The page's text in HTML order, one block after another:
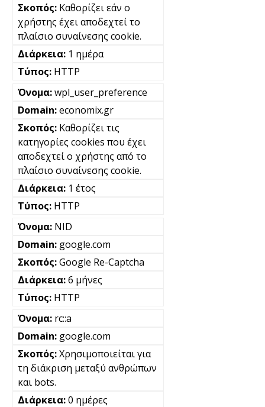
Καθορίζει εάν ο
χρήστης έχει αποδεχτεί το
πλαίσιο συναίνεσης cookie.
1 ημέρα
HTTP
wpl_user_preference
economix.gr
Καθορίζει τις
κατηγορίες cookies που έχει
αποδεχτεί ο χρήστης από το
πλαίσιο συναίνεσης cookie.
1 έτος
HTTP
NID
google.com
Google Re-Captcha
6 μήνες
HTTP
rc::a
google.com
Χρησιμοποιείται για
τη διάκριση μεταξύ ανθρώπων
και bots.
0 ημέρες